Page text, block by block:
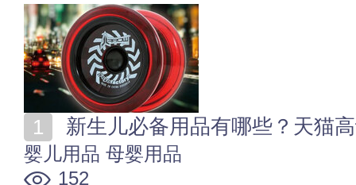
新生儿必备用品有哪些？天猫
婴儿用品 母婴用品
152